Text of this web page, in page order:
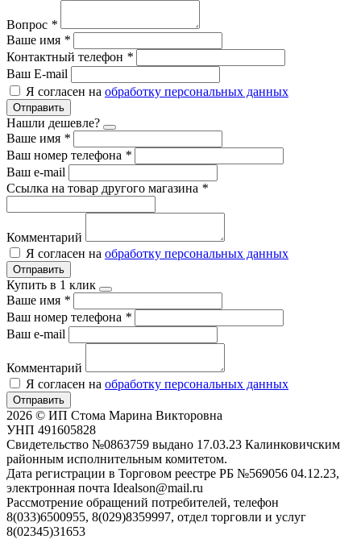
Вопрос *
Ваше имя *
Контактный телефон *
Ваш E-mail
Я согласен на обработку персональных данных
Отправить
Нашли дешевле?
Ваше имя *
Ваш номер телефона *
Ваш e-mail
Ссылка на товар другого магазина *
Комментарий
Я согласен на обработку персональных данных
Отправить
Купить в 1 клик
Ваше имя *
Ваш номер телефона *
Ваш e-mail
Комментарий
Я согласен на обработку персональных данных
Отправить
2026 © ИП Стома Марина Викторовна
УНП 491605828
Свидетельство №0863759 выдано 17.03.23 Калинковичским
районным исполнительным комитетом.
Дата регистрации в Торговом реестре РБ №569056 04.12.23,
электронная почта Idealson@mail.ru
Рассмотрение обращений потребителей, телефон
8(033)6500955, 8(029)8359997, отдел торговли и услуг
8(02345)31653